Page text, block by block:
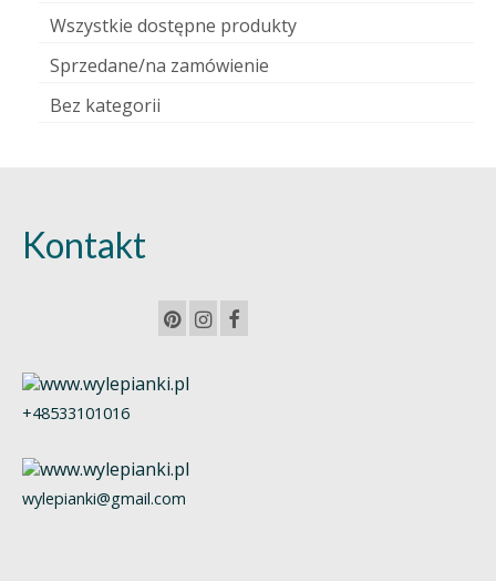
Wszystkie dostępne produkty
Sprzedane/na zamówienie
Bez kategorii
Kontakt
+48533101016
wylepianki@gmail.com